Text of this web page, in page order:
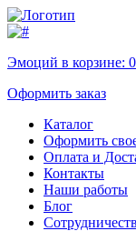
Эмоций в корзине: 0
Оформить заказ
Каталог
Оформить
Оплата и
Контакты
Наши работы
Блог